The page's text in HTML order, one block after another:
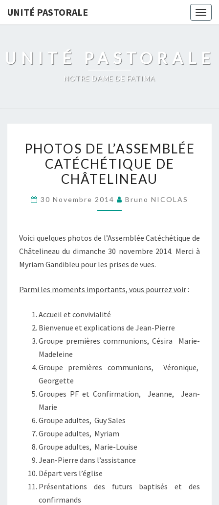
UNITÉ PASTORALE
UNITÉ PASTORALE
NOTRE DAME DE FATIMA
DE
L’ASSEMBLÉE
CATÉCHÉTIQUE
CHÂTELINEAU
PHOTOS DE L’ASSEMBLÉE
CATÉCHÉTIQUE DE
CHÂTELINEAU
30 Novembre 2014 Bruno NICOLAS
Voici quelques photos de l’Assemblée Catéchétique de
Châtelineau du dimanche 30 novembre 2014. Merci à
Myriam Gandibleu pour les prises de vues.
Parmi les moments importants, vous pourrez voir:
Accueil et convivialité
Bienvenue et explications de Jean-Pierre
Groupe premières communions, Césira Marie-
Madeleine
Groupe premières communions, Véronique,
Georgette
Groupes PF et Confirmation, Jeanne, Jean-
Marie
Groupe adultes, Guy Sales
Groupe adultes, Myriam
Groupe adultes, Marie-Louise
Jean-Pierre dans l’assistance
Départ vers l’église
Présentations des futurs baptisés et des
confirmands